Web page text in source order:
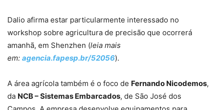
Dalio afirma estar particularmente interessado no
workshop sobre agricultura de precisão que ocorrerá
amanhã, em Shenzhen (leia mais
em: agencia.fapesp.br/52056).
A área agrícola também é o foco de Fernando Nicodemos,
da NCB – Sistemas Embarcados, de São José dos